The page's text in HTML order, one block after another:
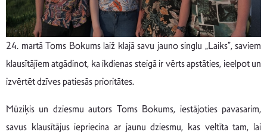
24. martā Toms Bokums laiž klajā savu jauno singlu „Laiks”, saviem
klausītājiem atgādinot, ka ikdienas steigā ir vērts apstāties, ieelpot un
izvērtēt dzīves patiesās prioritātes.
Mūziķis un dziesmu autors Toms Bokums, iestājoties pavasarim,
savus klausītājus iepriecina ar jaunu dziesmu, kas veltīta tam, lai